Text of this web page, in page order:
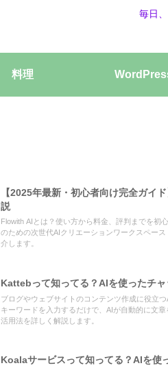
毎日
料理
【2025年最新・初心者向け完全ガイ
説
Flowith AIとは？使い方から料金、評判までを初
のための次世代AIクリエーションワークスペー
介します。
Kattebって知ってる？AIを使ったチ
ブログやウェブサイトのコンテンツ作成に役立
キーワードを入力するだけで、AIが自動的に文
活用法を詳しく解説します。
Koalaサービスって知ってる？AIを使